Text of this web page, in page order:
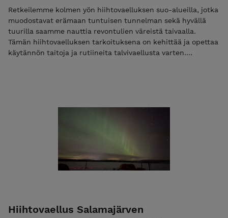
Retkeilemme kolmen yön hiihtovaelluksen suo-alueilla, jotka
muodostavat erämaan tuntuisen tunnelman sekä hyvällä
tuurilla saamme nauttia revontulien väreistä taivaalla.
Tämän hiihtovaelluksen tarkoituksena on kehittää ja opettaa
käytännön taitoja ja rutiineita talvivaellusta varten.
hiihtovaelluksiin. Lue lisää Mikäli maksat vain varausmaksun
niin käytä alennuskoodia "varaus2027". Pelkkä varausmaksu
Tutustu ja lue palvelun käyttö-, ilmoittautumis- ja
ehdot! Ulkoilma Akatemian ehdot.
Hiihtovaellus Salamajärven